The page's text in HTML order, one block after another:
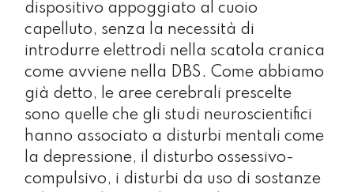
dispositivo appoggiato al cuoio
capelluto, senza la necessità di
introdurre elettrodi nella scatola cranica
come avviene nella DBS. Come abbiamo
già detto, le aree cerebrali prescelte
sono quelle che gli studi neuroscientifici
hanno associato a disturbi mentali come
la depressione, il disturbo ossessivo-
compulsivo, i disturbi da uso di sostanze